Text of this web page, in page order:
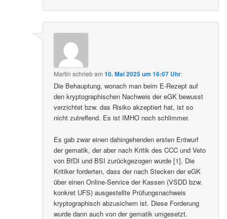
Martin schriebam10. Mai 2025 um 16:07 Uhr:
Die Behauptung, wonach man beim E-Rezept auf
den kryptographischen Nachweis der eGK bewusst
verzichtet bzw. das Risiko akzeptiert hat, ist so
nicht zutreffend. Es ist IMHO noch schlimmer.
Es gab zwar einen dahingehenden ersten Entwurf
der gematik, der aber nach Kritik des CCC und Veto
von BfDI und BSI zurückgezogen wurde [1]. Die
Kritiker forderten, dass der nach Stecken der eGK
über einen Online-Service der Kassen (VSDD bzw.
konkret UFS) ausgestellte Prüfungsnachweis
kryptographisch abzusichern ist. Diese Forderung
wurde dann auch von der gematik umgesetzt.